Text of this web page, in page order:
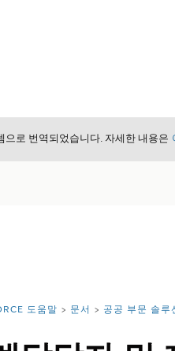
로 번역되었습니다. 자세한 내용은
도움말 문서 공공 부문 솔루